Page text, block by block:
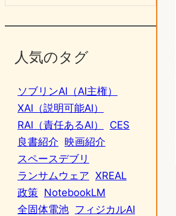
人気のタグ
ソブリンAI（AI主権）
XAI（説明可能AI）
RAI（責任あるAI）
CES
良書紹介 映画紹介
スペースデブリ
ランサムウェア XREAL
政策 NotebookLM
全固体電池 フィジカルAI